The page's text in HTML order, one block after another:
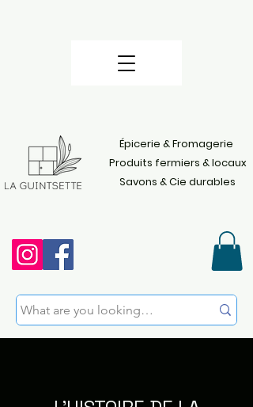
Épicerie & Fromagerie
Produits fermiers & locaux
Savons & Cie durables